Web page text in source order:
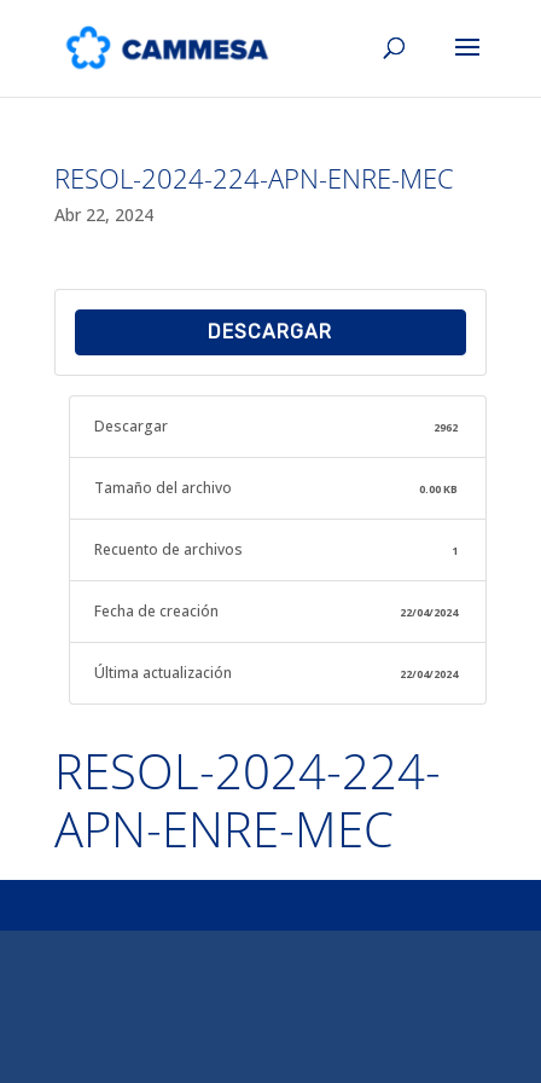
RESOL-2024-224-APN-ENRE-MEC
Abr 22, 2024
DESCARGAR
Descargar 2962
Tamaño del archivo 0.00 KB
Recuento de archivos 1
Fecha de creación 22/04/2024
Última actualización 22/04/2024
RESOL-2024-224-
APN-ENRE-MEC